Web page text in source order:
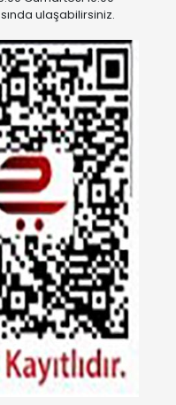
ulaşabilirsiniz.